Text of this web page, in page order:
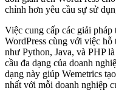
chỉnh hơn yêu cầu sự sử
Việc cung cấp các giải
WordPress cùng với việc
như Python, Java, và PHP
cầu đa dạng của doanh
dạng này giúp Wemetrics
nhất với mỗi doanh nghiệp